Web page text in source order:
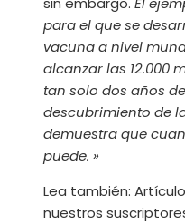
para el que se
vacuna a nivel
alcanzar las 12.000
tan solo dos años
descubrimiento de
demuestra que
puede. »
Lea también:
nuestros